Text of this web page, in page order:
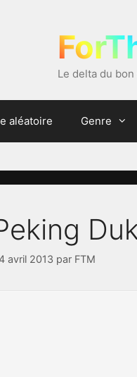
Le delta du bon
aléatoire Genre
avril 2013 par FTM